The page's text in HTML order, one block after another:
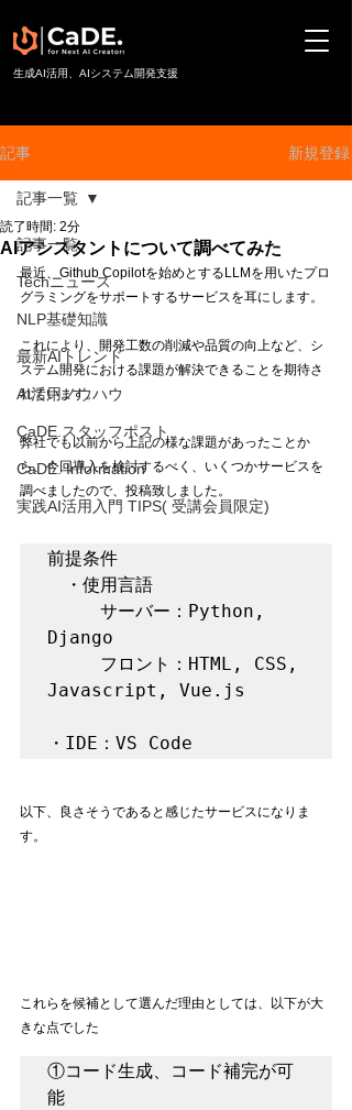
​生成AI活用、AIシステム開発支援
記事 新規登録
記事一覧
Techニュース
NLP基礎知識
最新AIトレンド
AI活用ノウハウ
CaDE.スタッフポスト
CaDE. Information
実践AI活用入門 TIPS( 受講会員限定)
記事一覧
AIアシスタントについて調べてみた
読了時間: 2分
最近、Github Copilotを始めとするLLMを用いたプロ
グラミングをサポートするサービスを耳にします。
これにより、開発工数の削減や品質の向上など、シ
ステム開発における課題が解決できることを期待さ
れています。
弊社でも以前から上記の様な課題があったことか
ら、今回導入を検討するべく、いくつかサービスを
調べましたので、投稿致しました。
前提条件
・使用言語
サーバー：Python,
Django
フロント：HTML, CSS,
Javascript, Vue.js
・IDE：VS Code
以下、良さそうであると感じたサービスになりま
す。
これらを候補として選んだ理由としては、以下が大
きな点でした
①コード生成、コード補完が可
能